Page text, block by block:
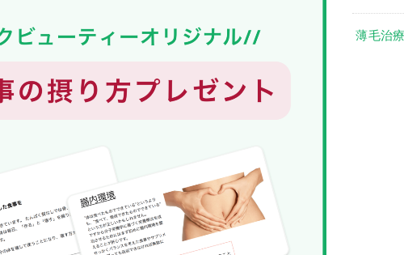
薄毛治療